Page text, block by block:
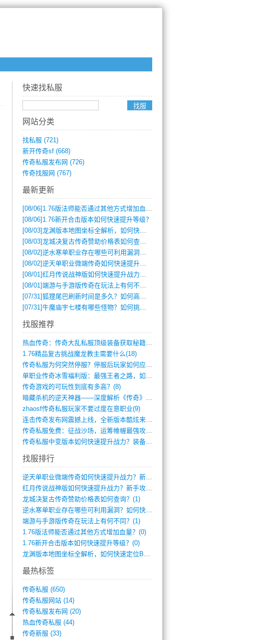
快速找私服
网站分类
找私服 (721)
新开传奇sf (668)
传奇私服发布网 (726)
传奇找服网 (767)
最新更新
[08/06] 1.76版法师能否通过其他方式增加血量？
[08/06] 1.76新开合击版本如何快速提升等级？
[08/03]龙渊版本地图坐标全解析，如何快速定位BOSS位置？
[08/03]龙城决复古传奇赞助价格表如何查询？
[08/02]逆水寒单职业存在哪些可利用漏洞？如何快速提升战力？
[08/02]逆天单职业微端传奇如何快速提升战力？新手必看攻略
[08/01]红月传说战神版如何快速提升战力？新手攻略全解析？
[08/01]端游与手游版传奇在玩法上有何不同？
[07/31]狐狸尾巴刷新时间是多久？如何高效获取传奇手游中的狐狸尾巴？
[07/31]牛魔庙宇七楼有哪些怪物？如何挑战它们？
找服推荐
热血传奇：传奇大乱私服顶级装备获取秘籍(887)
1.76精品复古挑战魔龙教主需要什么(18)
传奇私服为何突然停服？停服后玩家如何应对(744)
单职业传奇冰雪福利版：最强王者之路，如何(659)
传奇游戏的可玩性到底有多高？(8)
暗藏杀机的逆天神器——深度解析《传奇》祈(374)
zhaosf传奇私服玩家不要过度在意职业(9)
连击传奇发布网震撼上线，全新版本酷炫来袭(12)
传奇私服免费：征战沙场，运筹帷幄最强攻城(516)
传奇私服中变版本如何快速提升战力？装备强(1012)
找服排行
逆天单职业微端传奇如何快速提升战力？新手(2)
红月传说战神版如何快速提升战力？新手攻略(2)
龙城决复古传奇赞助价格表如何查询？(1)
逆水寒单职业存在哪些可利用漏洞？如何快速(1)
端游与手游版传奇在玩法上有何不同？(1)
1.76版法师能否通过其他方式增加血量？(0)
1.76新开合击版本如何快速提升等级？(0)
龙渊版本地图坐标全解析，如何快速定位BO(0)
最热标签
传奇私服 (650)
传奇私服网站 (14)
传奇私服发布网 (20)
热血传奇私服 (44)
传奇新服 (33)